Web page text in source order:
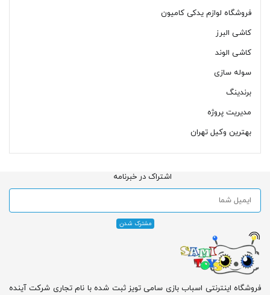
فروشگاه لوازم یدکی کامیون
کاشی البرز
کاشی الوند
سوله سازی
برندینگ
مدیریت پروژه
بهترین وکیل تهران
اشتراک در خبرنامه
فروشگاه اینترنتی اسباب بازی سامی تویز ثبت شده با نام تجاری شرکت آینده